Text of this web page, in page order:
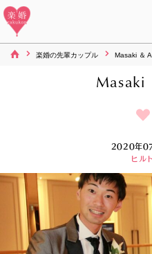
楽婚の先輩カップル Masaki ＆
Masaki
2020年
ヒル